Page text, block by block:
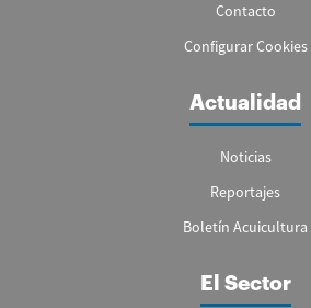
Contacto
Configurar Cookies
Actualidad
Noticias
Reportajes
Boletín Acuicultura
El Sector